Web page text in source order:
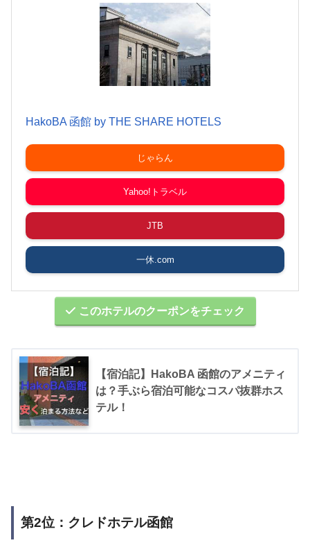
HakoBA 函館 by THE SHARE HOTELS
じゃらん
Yahoo!トラベル
JTB
一休.com
このホテルのクーポンをチェック
【宿泊記】HakoBA 函館のアメニティ
は？手ぶら宿泊可能なコスパ抜群ホス
テル！
第2位：クレドホテル函館